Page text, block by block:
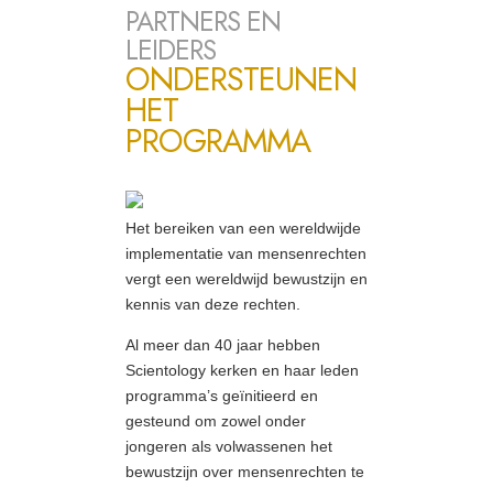
PARTNERS EN
LEIDERS
ONDERSTEUNEN
HET
PROGRAMMA
Het bereiken van een wereldwijde
implementatie van mensenrechten
vergt een wereldwijd bewustzijn en
kennis van deze rechten.
Al meer dan 40 jaar hebben
Scientology kerken en haar leden
programma’s geïnitieerd en
gesteund om zowel onder
jongeren als volwassenen het
bewustzijn over mensenrechten te